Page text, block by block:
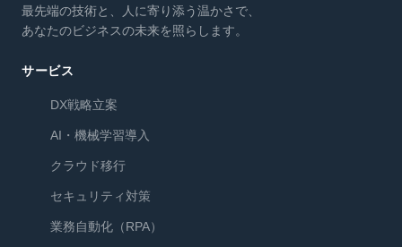
最先端の技術と、人に寄り添う温かさで、
あなたのビジネスの未来を照らします。
サービス
DX戦略立案
AI・機械学習導入
クラウド移行
セキュリティ対策
業務自動化（RPA）